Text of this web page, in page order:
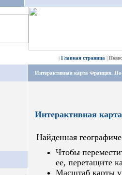
| Главная страница |
Интерактивная карта Франция.
Интерактивная
Найденная
Чтобы
ее, перетащите
Масштаб карты